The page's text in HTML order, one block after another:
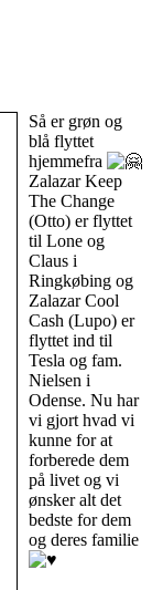
Så er grøn og
blå flyttet
hjemmefra
Zalazar Keep
The Change
(Otto) er flyttet
til Lone og
Claus i
Ringkøbing og
Zalazar Cool
Cash (Lupo) er
flyttet ind til
Tesla og fam.
Nielsen i
Odense. Nu har
vi gjort hvad vi
kunne for at
forberede dem
på livet og vi
ønsker alt det
bedste for dem
og deres familie